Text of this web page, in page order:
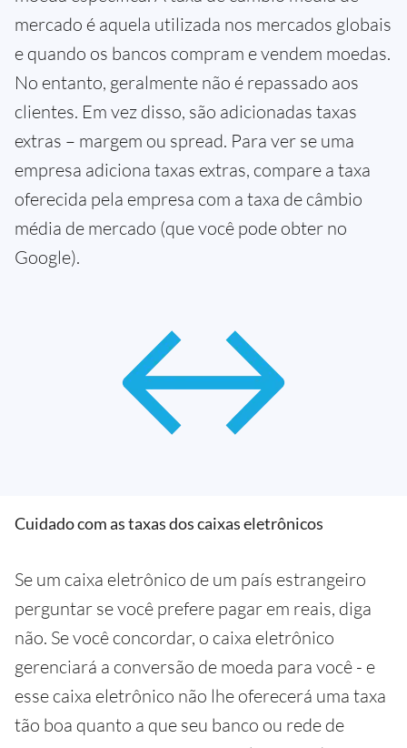
mercado é aquela utilizada nos mercados globais
e quando os bancos compram e vendem moedas.
No entanto, geralmente não é repassado aos
clientes. Em vez disso, são adicionadas taxas
extras – margem ou spread. Para ver se uma
empresa adiciona taxas extras, compare a taxa
oferecida pela empresa com a taxa de câmbio
média de mercado (que você pode obter no
Google).
Cuidado com as taxas dos caixas eletrônicos
Se um caixa eletrônico de um país estrangeiro
perguntar se você prefere pagar em reais, diga
não. Se você concordar, o caixa eletrônico
gerenciará a conversão de moeda para você - e
esse caixa eletrônico não lhe oferecerá uma taxa
tão boa quanto a que seu banco ou rede de